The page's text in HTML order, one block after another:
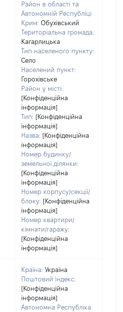
Район в області та
Автономній Республіці
Крим: Обухівський
Територіальна громада:
Кагарлицька
Тип населеного пункту:
Село
Населений пункт:
Горохівське
Район у місті:
[Конфіденційна
інформація]
Тип: [Конфіденційна
інформація]
Назва: [Конфіденційна
інформація]
Номер будинку/
земельної ділянки:
[Конфіденційна
інформація]
Номер корпусу/секції/
блоку: [Конфіденційна
інформація]
Номер квартири/
кімнати/гаражу:
[Конфіденційна
інформація]
Країна: Україна
Поштовий індекс:
[Конфіденційна
інформація]
Автономна Республіка